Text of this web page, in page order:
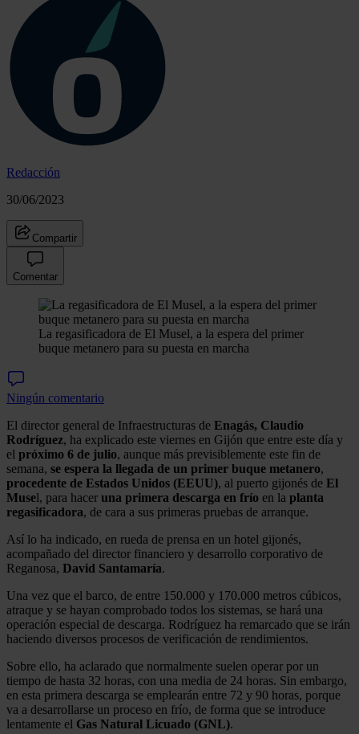
Redacción
30/06/2023
Compartir
Comentar
La regasificadora de El Musel, a la espera del primer
buque metanero para su puesta en marcha
Ningún comentario
El director general de Infraestructuras de Enagás, Claudio
Rodríguez, ha explicado este viernes en Gijón que entre este día y
el próximo 6 de julio, aunque más previsiblemente este fin de
semana, se espera la llegada de un primer buque metanero,
procedente de Estados Unidos (EEUU), al puerto gijonés de El
Musel, para hacer una primera descarga en frío en la planta
regasificadora, de cara a sus primeras pruebas de arranque.
Así lo ha indicado, en rueda de prensa en un hotel gijonés,
acompañado del director financiero y desarrollo corporativo de
Reganosa, David Santamaría.
Una vez que el barco, de entre 150.000 y 170.000 metros cúbicos,
atraque y se hayan comprobado todos los sistemas, se hará una
operación especial de descarga. Rodríguez ha remarcado que se irán
haciendo diversos procesos de verificación de rendimientos.
Sobre ello, ha aclarado que normalmente suelen operar por un
tiempo de hasta 32 horas, con una media de 24 horas. Sin embargo,
en esta primera descarga se emplearán entre 72 y 90 horas, porque
va a desarrollarse un proceso en frío, de forma que se introduce
lentamente el Gas Natural Licuado (GNL).